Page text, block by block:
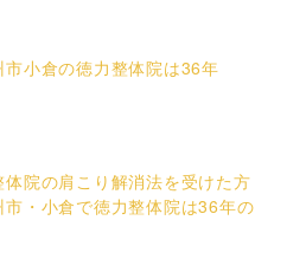
小倉の徳力整体院は36年
院の肩こり解消法を受けた方
・小倉で徳力整体院は36年の